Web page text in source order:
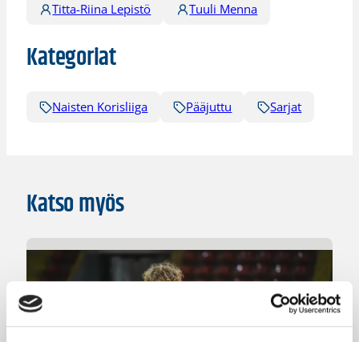
Titta-Riina Lepistö
Tuuli Menna
Kategoriat
Naisten Korisliiga Pääjuttu Sarjat
Katso myös